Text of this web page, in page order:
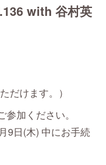
with 谷村英
けます。）
加ください。
9日(木) 中にお手続